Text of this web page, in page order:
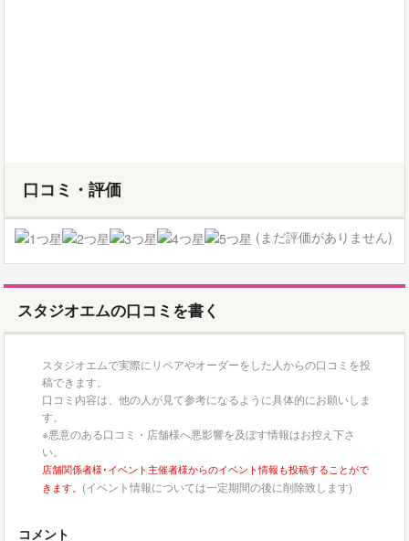
口コミ・評価
(まだ評価がありません)
スタジオエムの口コミを書く
スタジオエムで実際にリペアやオーダーをした人からの口コミを投
稿できます。
口コミ内容は、他の人が見て参考になるように具体的にお願いしま
す。
※悪意のある口コミ・店舗様へ悪影響を及ぼす情報はお控え下さ
い。
店舗関係者様･イベント主催者様からのイベント情報も投稿することがで
きます。 (イベント情報については一定期間の後に削除致します)
コメント